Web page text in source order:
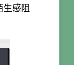
生感阻